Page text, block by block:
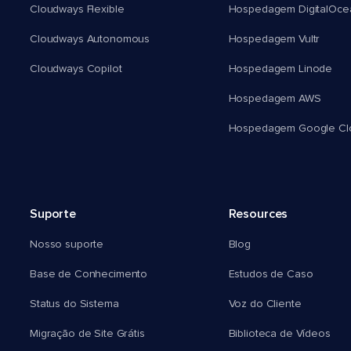
Cloudways Flexible
Cloudways Autonomous
Cloudways Copilot
Hospedagem
Hospedagem Vultr
Hospedagem Linode
Hospedagem AWS
Hospedagem Google
Suporte
Nosso suporte
Base de Conhecimento
Status do Sistema
Migração de Site Grátis
Resources
Blog
Estudos de Caso
Voz do Cliente
Biblioteca de Vídeos